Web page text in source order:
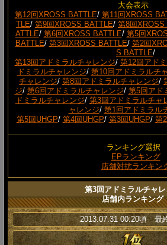
大会表示
第12回XROSS BATTLE/ 第11回XROSS
TLE/ 第9回XROSS BATTLE/ 第8回XROSS
ATTLE/ 第6回XROSS BATTLE/ 第5回
BATTLE/ 第3回XROSS BATTLE/ 第2回
S BATTLE/
第13回アドミラルチャレンジ/ 第12回アド
ドミラルチャレンジ/ 第10回アドミラルチ
チャレンジ/ 第8回アドミラルチャレンジ/
ジ/ 第6回アドミラルチャレンジ/ 第5回アド
ドミラルチャレンジ/ 第3回アドミラルチャ
ャレンジ/ 第1回アドミラル
第5回UHGP/ 第4回UHGP/ 第3回UHGP/ 第
ランキング選択
EPランキング
店舗対抗ランキン
第3回アドミラルチャ
店舗内ランキング
2013.07.31 00:20頃 最